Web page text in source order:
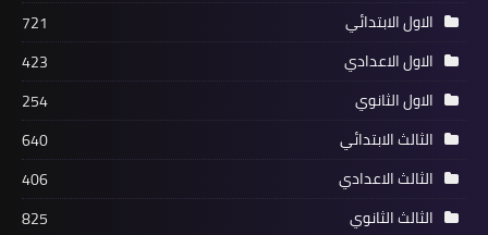
الاول الابتدائي
721
الاول الاعدادي
423
الاول الثانوي
254
الثالث الابتدائي
640
الثالث الاعدادي
406
الثالث الثانوي
825